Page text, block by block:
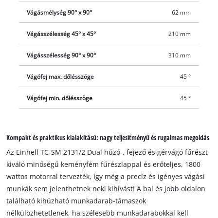
Vágásmélység 90° x 90° 62 mm
Vágásszélesség 45° x 45° 210 mm
Vágásszélesség 90° x 90° 310 mm
Vágófej max. dőlésszöge 45 °
Vágófej min. dőlésszöge 45 °
Kompakt és praktikus kialakítású: nagy teljesítményű és rugalmas megoldás
Az Einhell TC-SM 2131/2 Dual húzó-, fejező és gérvágó fűrészt
kiváló minőségű keményfém fűrészlappal és erőteljes, 1800
wattos motorral tervezték, így még a precíz és igényes vágási
munkák sem jelenthetnek neki kihívást! A bal és jobb oldalon
található kihúzható munkadarab-támaszok
nélkülözhetetlenek, ha szélesebb munkadarabokkal kell